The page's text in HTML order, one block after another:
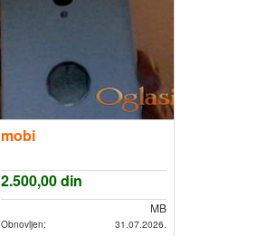
mobi
2.500,00din
MB
Obnovljen: 31.07.2026.